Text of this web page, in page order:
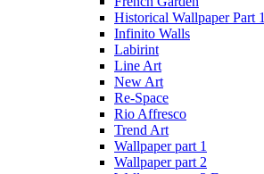
Historical Wallpaper Part 1
Infinito Walls
Labirint
Line Art
New Art
Re-Space
Rio Affresco
Trend Art
Wallpaper part 1
Wallpaper part 2